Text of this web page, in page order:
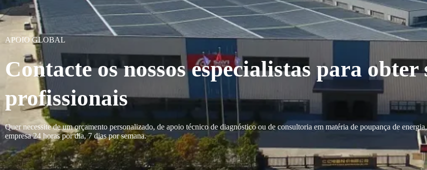
APOIO GLOBAL
Contacte os nossos especialistas para obter
profissionais
Quer necessite de um orçamento personalizado, de apoio técnico de diagnóstico ou de consultoria em matéria de poupança de
empresa 24 horas por dia, 7 dias por semana.